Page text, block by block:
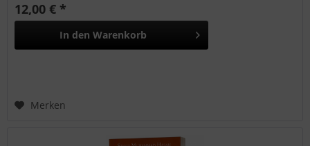
12,00 € *
In den Warenkorb
Merken